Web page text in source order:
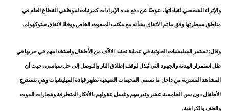
والإثراء الشخصي لقياداتها، عوضًا عن دفع هذه الإيرادات كمرتبات لموظفي القطاع العام في
مناطق سيطرتها وفق ما تم الاتفاق بشأنه مع مكتب المبعوث الخاص ووفقًا لاتفاق ستوكهولم.
وقال: تستمر الميليشيات الحوثية في عملية تجنيد الالآف من الأطفال واستخدامهم في حربها في
ظل استمرار الهدنة والجهود التي تُبذل لوقف إطلاق النار والتوصل إلى حل سياسي، حيث أن
المشاهد المسربة من داخل ما تسمى المخيمات الصيفية تظهر قيادة الميليشيات وهي تستدرج
الأطفال دون سن الخامسة عشر وتدريبهم وغسل عقولهم بالأفكار المتطرفة وشعارات الموت
والعنف والكراهية.